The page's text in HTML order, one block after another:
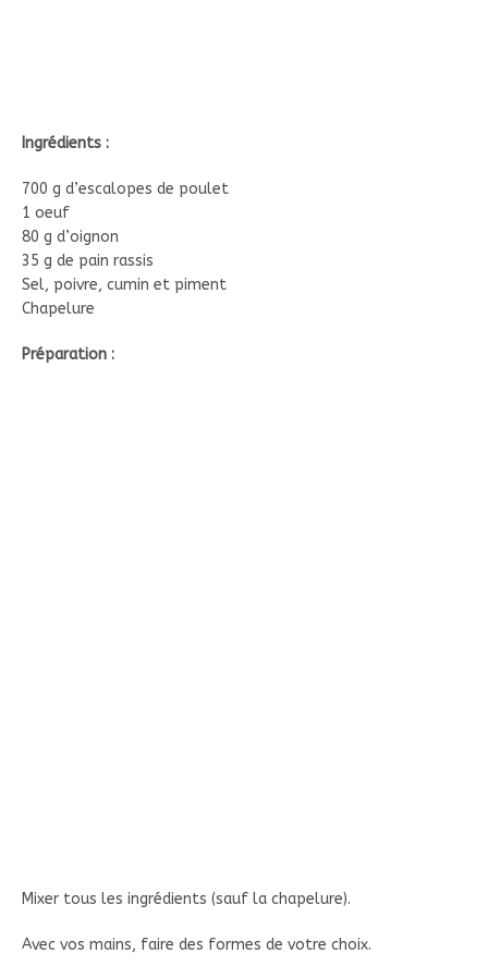
Ingrédients :
700 g d’escalopes de poulet
1 oeuf
80 g d’oignon
35 g de pain rassis
Sel, poivre, cumin et piment
Chapelure
Préparation :
Mixer tous les ingrédients (sauf la chapelure).
Avec vos mains, faire des formes de votre choix.